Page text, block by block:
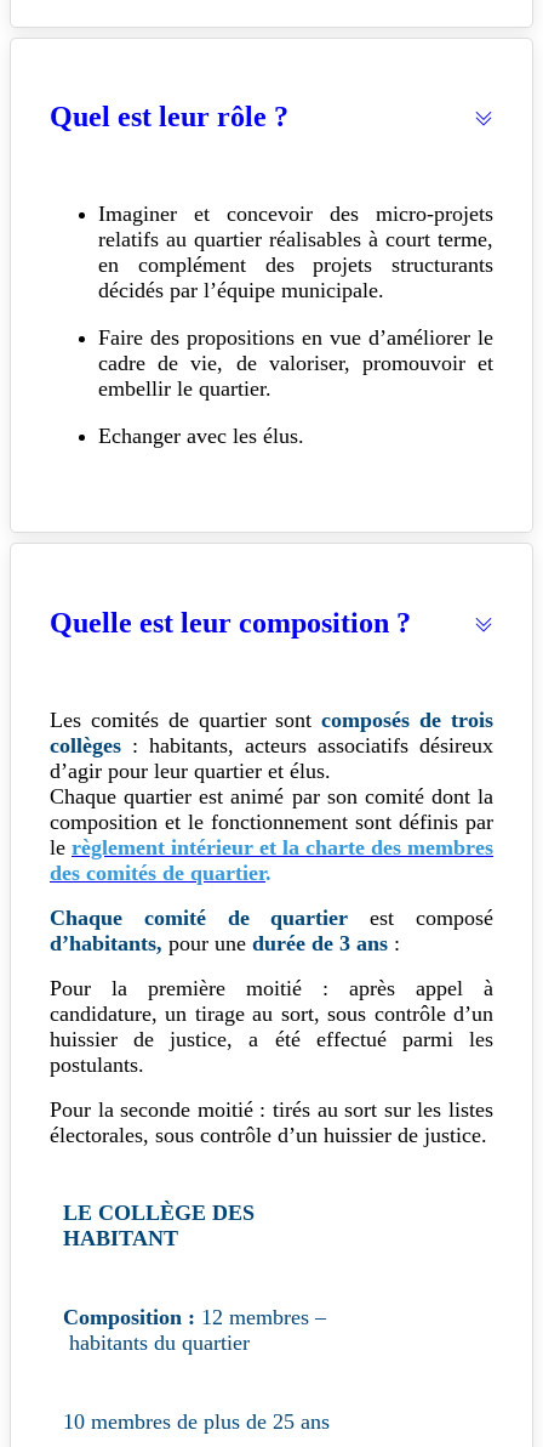
Quel est leur rôle ?
Imaginer et concevoir des micro-projets
relatifs au quartier réalisables à court terme,
en complément des projets structurants
décidés par l’équipe municipale.
Faire des propositions en vue d’améliorer le
cadre de vie, de valoriser, promouvoir et
embellir le quartier.
Echanger avec les élus.
Quelle est leur composition ?
Les comités de quartier sontcomposés de trois
collèges : habitants, acteurs associatifs désireux
d’agir pour leur quartier et élus.
Chaque quartier est animé par son comité dont la
composition et le fonctionnement sont définis par
le règlement intérieur et la charte des membres
des comités de quartier.
Chaque comité de quartier est composé
d’habitants, pour une durée de 3 ans :
Pour la première moitié : après appel à
candidature, un tirage au sort, sous contrôle d’un
huissier de justice, a été effectué parmi les
postulants.
Pour la seconde moitié : tirés au sort sur les listes
électorales, sous contrôle d’un huissier de justice.
LE COLLÈGE DES
HABITANT
Composition : 12 membres –
habitants du quartier
10 membres de plus de 25 ans